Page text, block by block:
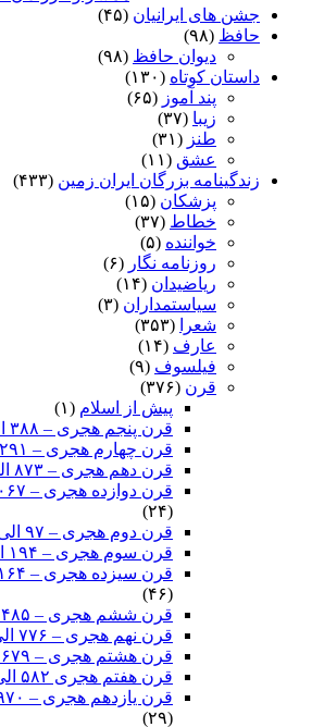
جشن های ایرانیان (۴۵)
حافظ (۹۸)
دیوان حافظ (۹۸)
داستان کوتاه (۱۳۰)
پند آموز (۶۵)
زیبا (۳۷)
طنز (۳۱)
عشق (۱۱)
زندگینامه بزرگان ایران زمین (۴۳۳)
پزشکان (۱۵)
خطاط (۳۷)
خواننده (۵)
روزنامه نگار (۶)
ریاضیدان (۱۴)
سیاستمداران (۳)
شعرا
(۳۵۳)
عارف (۱۴)
فیلسوف (۹)
قرن (۳۷۶)
پیش از اسلام (۱)
قرن پنجم هجری – ۳۸۸ الی ۴۸۵ شمسی
قرن چهارم هجری – ۲۹۱ الی ۳۸۸ شمسی
قرن دهم هجری – ۸۷۳ الی ۹۷۰ شمسی
قرن دوازده هجری – ۱۰۶۷ الی ۱۱۶۴ شمسی
(۲۴)
قرن دوم هجری – ۹۷ الی ۱۹۴ شمسی
قرن سوم هجری – ۱۹۴ الی ۲۹۱ شمسی
قرن سیزده هجری – ۱۱۶۴ الی ۱۲۶۱ شمسی
(۴۶)
قرن ششم هجری – ۴۸۵ الی ۵۸۲ شمسی
قرن نهم هجری – ۷۷۶ الی ۸۷۳ شمسی
قرن هشتم هجری – ۶۷۹ الی ۷۷۶ شمسی
قرن هفتم هجری ۵۸۲ الی ۶۷۹ شمسی
قرن یازدهم هجری – ۹۷۰ الی ۱۰۶۷ شمسی
(۲۹)